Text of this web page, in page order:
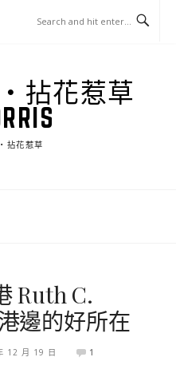
拈花惹草
拈花惹草
Ruth C.
邊的好所在
12 月 19 日 1